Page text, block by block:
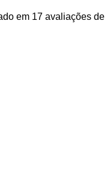
em 17 avaliações de